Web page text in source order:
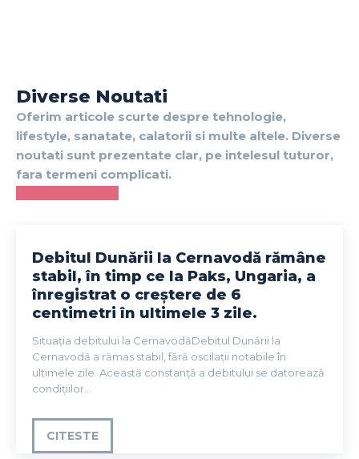
Diverse Noutati
Oferim articole scurte despre tehnologie,
lifestyle, sanatate, calatorii si multe altele. Diverse
noutati sunt prezentate clar, pe intelesul tuturor,
fara termeni complicati.
Debitul Dunării la Cernavodă rămâne
stabil, în timp ce la Paks, Ungaria, a
înregistrat o creștere de 6
centimetri în ultimele 3 zile.
Situația debitului la CernavodăDebitul Dunării la
Cernavodă a rămas stabil, fără oscilații notabile în
ultimele zile. Această constanță a debitului se datorează
condițiilor...
CITESTE